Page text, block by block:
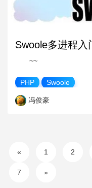
Swoole多进程入
~~
PHP Swoole
冯俊豪
« 1 2
7 »